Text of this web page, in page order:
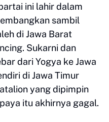
ini lahir dalam
sambil
di Jawa Barat
Sukarni dan
dari Yogya ke Jawa
di Jawa Timur
yang dipimpin
itu akhirnya gagal.